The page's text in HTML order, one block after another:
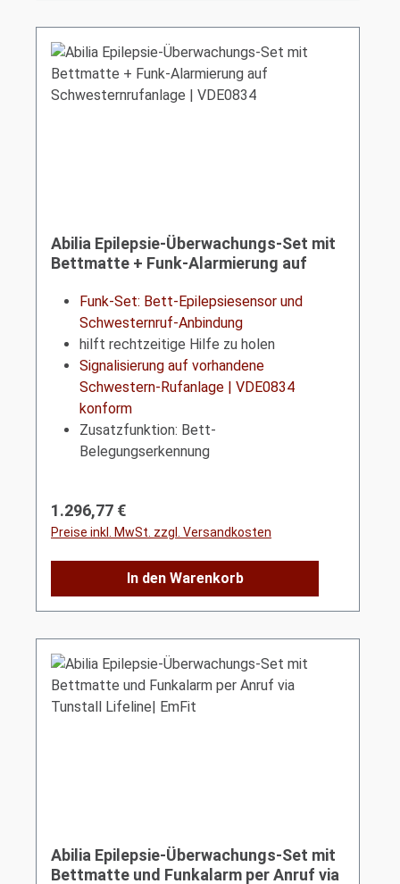
Abilia Epilepsie-Überwachungs-Set mit
Bettmatte + Funk-Alarmierung auf
Funk-Set: Bett-Epilepsiesensor und
Schwesternruf-Anbindung
hilft rechtzeitige Hilfe zu holen
Signalisierung auf vorhandene
Schwestern-Rufanlage | VDE0834
konform
Zusatzfunktion: Bett-
Belegungserkennung
Regulärer Preis:
1.296,77 €
Preise inkl. MwSt. zzgl. Versandkosten
In den Warenkorb
Abilia Epilepsie-Überwachungs-Set mit
Bettmatte und Funkalarm per Anruf via